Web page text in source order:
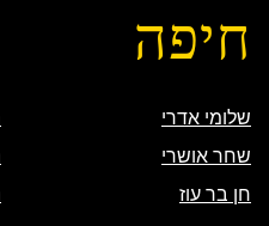
חיפה
שלומי אדרי
שחר אושרי
חן בר עוז